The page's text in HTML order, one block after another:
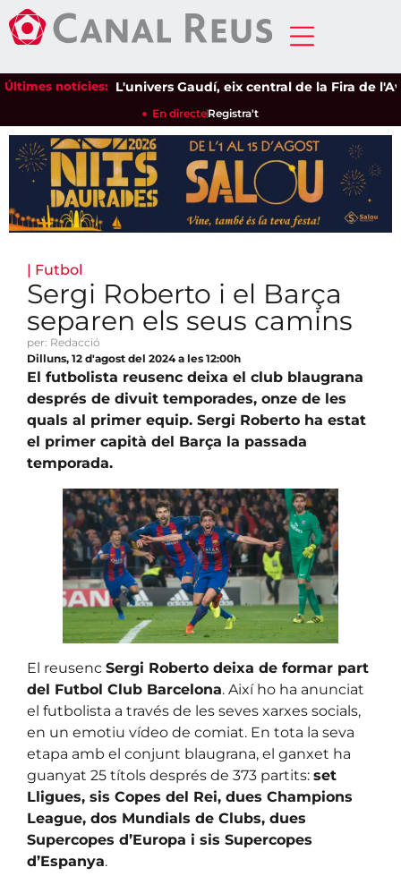
Últimes notícies:L'univers Gaudí, eix central de la Fira de
En directeRegistra't
| Futbol
Sergi Roberto i el Barça
separen els seus camins
per: Redacció
Dilluns, 12 d'agost del 2024 a les 12:00h
El futbolista reusenc deixa el club blaugrana
després de divuit temporades, onze de les
quals al primer equip. Sergi Roberto ha estat
el primer capità del Barça la passada
temporada.
El reusenc Sergi Roberto deixa de formar part
del Futbol Club Barcelona. Així ho ha anunciat
el futbolista a través de les seves xarxes socials,
en un emotiu vídeo de comiat. En tota la seva
etapa amb el conjunt blaugrana, el ganxet ha
guanyat 25 títols després de 373 partits: set
Lligues, sis Copes del Rei, dues Champions
League, dos Mundials de Clubs, dues
Supercopes d’Europa i sis Supercopes
d’Espanya.